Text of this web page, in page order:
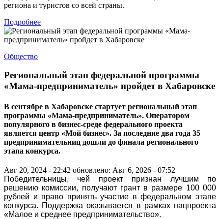
региона и туристов со всей страны.
Подробнее
Общество
Региональный этап федеральной программы
«Мама-предприниматель» пройдет в Хабаровске
В сентябре в Хабаровске стартует региональный этап
программы «Мама-предприниматель». Оператором
популярного в бизнес-среде федерального проекта
является центр «Мой бизнес». За последние два года 35
предпринимательниц дошли до финала регионального
этапа конкурса.
Авг 20, 2024 - 22:42 обновлено: Авг 6, 2026 - 07:52
Победительницы, чей проект признан лучшим по
решению комиссии, получают грант в размере 100 000
рублей и право принять участие в федеральном этапе
конкурса. Поддержка оказывается в рамках нацпроекта
«Малое и среднее предпринимательство».